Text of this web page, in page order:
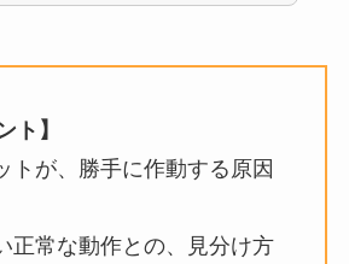
ト】
トが、勝手に作動する原因
正常な動作との、見分け方